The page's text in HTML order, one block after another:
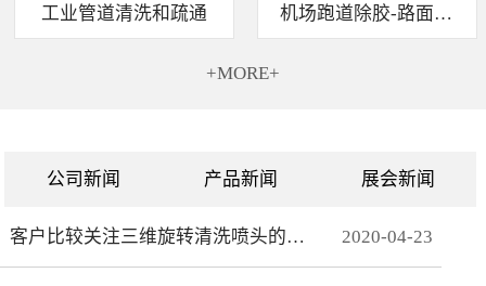
工业管道清洗和疏通 机场跑道除胶-路面标线清除
+MORE+
公司新闻 产品新闻 展会新闻
客户比较关注三维旋转清洗喷头的哪些方面 2020-04-23